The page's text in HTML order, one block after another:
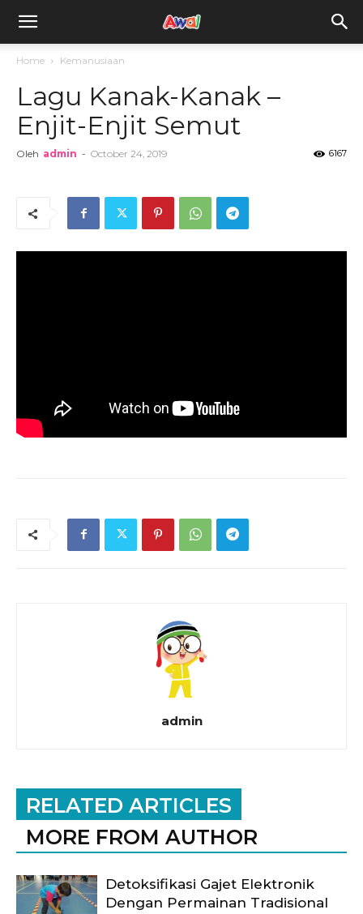
awal.my
Home Kemanusiaan
Lagu Kanak-Kanak –
Enjit-Enjit Semut
Oleh admin - October 24, 2019 6167
admin
RELATED ARTICLES
MORE FROM AUTHOR
Detoksifikasi Gajet Elektronik
Dengan Permainan Tradisional